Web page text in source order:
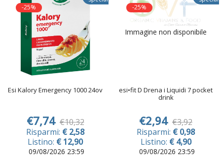
-25%
Esi Kalory Emergency 1000 24ov
€7,74 €10,32
Risparmi: € 2,58
Listino: € 12,90
09/08/2026 23:59
Immagine non disponibile
-25%
esi•fit D Drena i Liquidi 7 pocket
drink
€2,94 €3,92
Risparmi: € 0,98
Listino: € 4,90
09/08/2026 23:59